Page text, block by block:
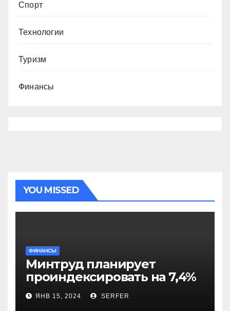
Спорт
Технологии
Туризм
Финансы
YOU MISSED
ФИНАНСЫ
Минтруд планирует
проиндексировать на 7,4%
более 40 выплат и
компенсаций
ЯНВ 15, 2024 SERFER